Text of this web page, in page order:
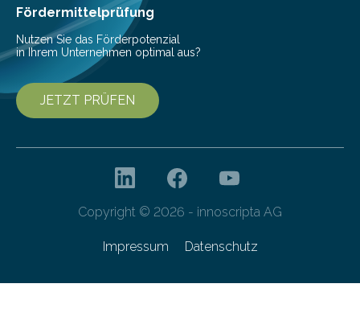
Franziska Diebel, Pauline Hoffmann und Yusuf Toprak
entwickelt. Mit nur…
Fördermittelprüfung
Nutzen Sie das Förderpotenzial
in Ihrem Unternehmen optimal aus?
JETZT PRÜFEN
Copyright © 2026 - innoscripta AG
Impressum Datenschutz